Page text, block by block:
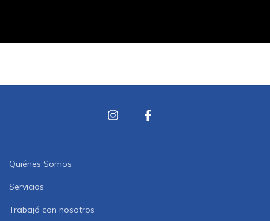
Quiénes Somos
Servicios
Trabajá con nosotros